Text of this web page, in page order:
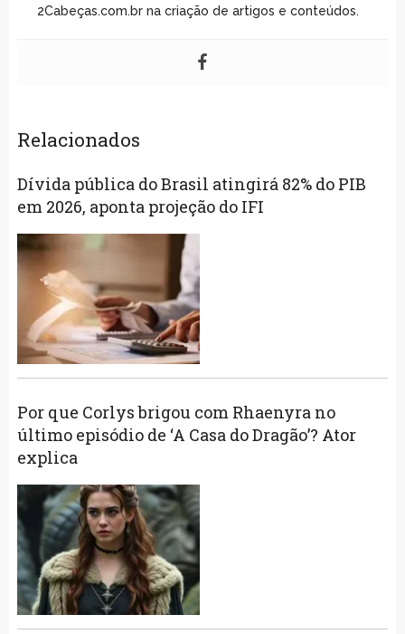
2Cabeças.com.br na criação de artigos e conteúdos.
Relacionados
Dívida pública do Brasil atingirá 82% do PIB
em 2026, aponta projeção do IFI
Por que Corlys brigou com Rhaenyra no
último episódio de ‘A Casa do Dragão’? Ator
explica